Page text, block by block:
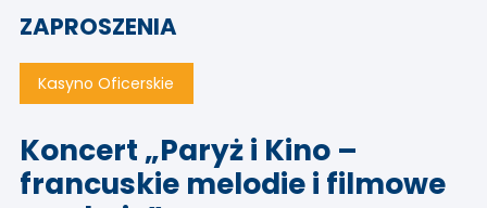
ZAPROSZENIA
Kasyno Oficerskie
Koncert „Paryż i Kino –
francuskie melodie i filmowe